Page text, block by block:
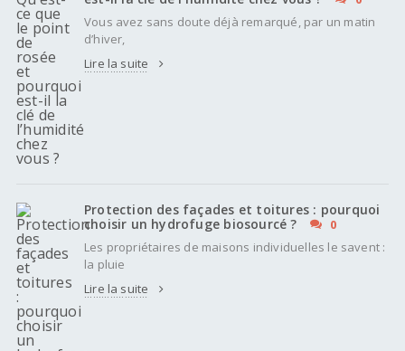
Vous avez sans doute déjà remarqué, par un matin
d’hiver,
Lire la suite
Protection des façades et toitures : pourquoi
choisir un hydrofuge biosourcé ?
0
Les propriétaires de maisons individuelles le savent :
la pluie
Lire la suite